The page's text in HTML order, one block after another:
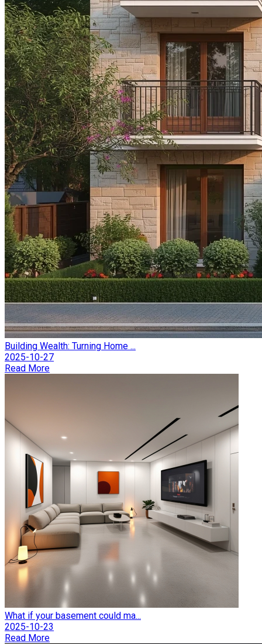
Building Wealth: Turning Home ...
2025-10-27
Read More
What if your basement could ma...
2025-10-23
Read More